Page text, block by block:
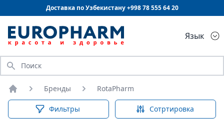
Доставка по Узбекистану +99878 555 64 20
Язык
Искать
Главная
Бренды RotaPharm
Фильтры Сотртировка